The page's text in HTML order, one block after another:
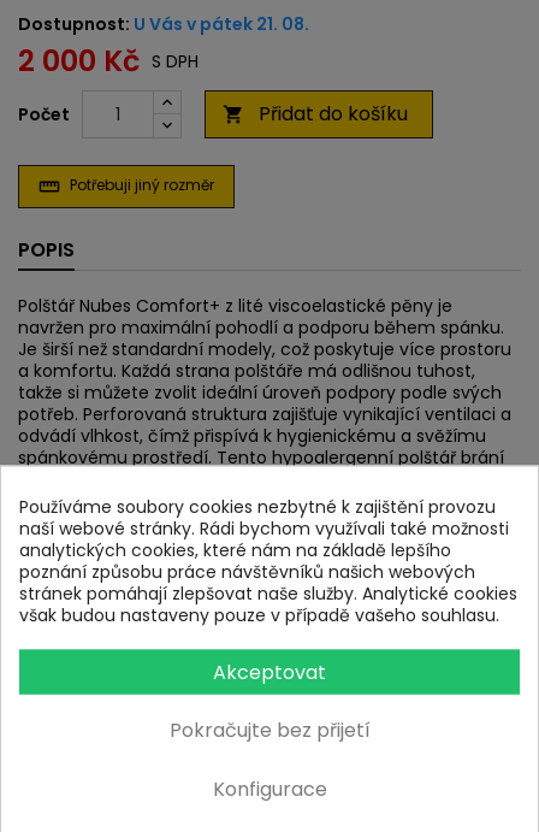
Dostupnost: U Vás v pátek 21. 08.
2 000 Kč S DPH
Počet  Přidat do košíku
straighten Potřebuji jiný rozměr
POPIS
Polštář Nubes Comfort+ z lité viscoelastické pěny je
navržen pro maximální pohodlí a podporu během spánku.
Je širší než standardní modely, což poskytuje více prostoru
a komfortu. Každá strana polštáře má odlišnou tuhost,
takže si můžete zvolit ideální úroveň podpory podle svých
potřeb. Perforovaná struktura zajišťuje vynikající ventilaci a
odvádí vlhkost, čímž přispívá k hygienickému a svěžímu
spánkovému prostředí. Tento hypoalergenní polštář brání
Comfort+ poskytuje optimální ergonomickou podporu,
uvolňuje krční páteř a zmírňuje napětí, což vede k hlubšímu
a klidnějšímu spánku.
Rozměry: 70x40x13cm
DETAILY PRODUKTU
Buďte první a napište svůj názor !
Používáme soubory cookies nezbytné k zajištění provozu
naší webové stránky. Rádi bychom využívali také možnosti
analytických cookies, které nám na základě lepšího
poznání způsobu práce návštěvníků našich webových
stránek pomáhají zlepšovat naše služby. Analytické cookies
však budou nastaveny pouze v případě vašeho souhlasu.
Akceptovat
Pokračujte bez přijetí
Konfigurace